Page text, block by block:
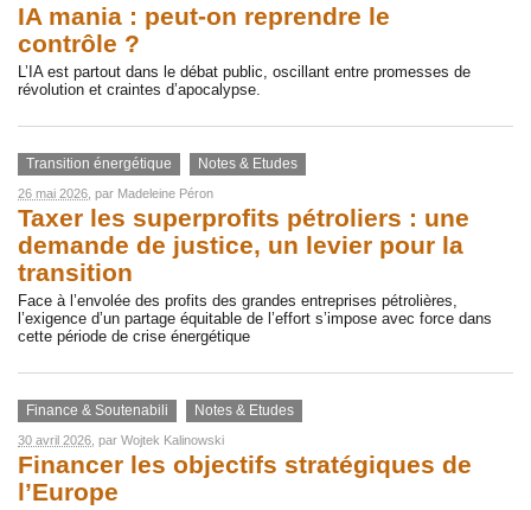
IA mania : peut-on reprendre le
contrôle ?
L’IA est partout dans le débat public, oscillant entre promesses de
révolution et craintes d’apocalypse.
Transition énergétique Notes & Etudes
26 mai 2026 , par Madeleine Péron
Taxer les superprofits pétroliers : une
demande de justice, un levier pour la
transition
Face à l’envolée des profits des grandes entreprises pétrolières,
l’exigence d’un partage équitable de l’effort s’impose avec force dans
cette période de crise énergétique
Finance & Soutenabili Notes & Etudes
30 avril 2026 , par Wojtek Kalinowski
Financer les objectifs stratégiques de
l’Europe